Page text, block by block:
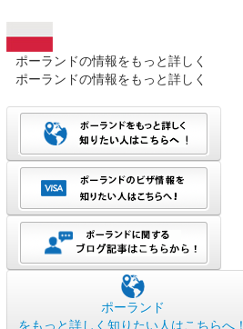
ポーランドの情報をもっと詳しく
ポーランドの情報をもっと詳しく
ポーランド
をもっと詳しく知りたい人はこちらへ！